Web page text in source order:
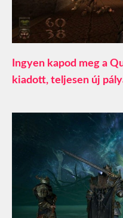
Ingyen kapod meg a
kiadott, teljesen új